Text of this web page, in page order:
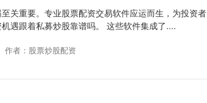
关重要。专业股票配资交易软件应运而生，为投资者
遇跟着私募炒股靠谱吗。 这些软件集成了....
作者：股票炒股配资